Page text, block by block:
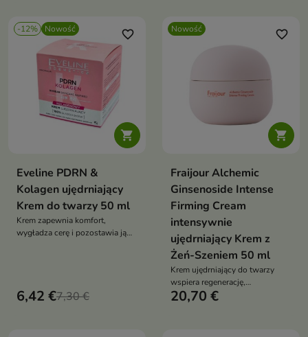
-12% Nowość

favorite_border
Eveline PDRN &
Kolagen ujędrniający
Krem do twarzy 50 ml
Krem zapewnia komfort,
wygładza cerę i pozostawia ją
6,42 €7,30 €
Nowość

favorite_border
Fraijour Alchemic
Ginsenoside Intense
Firming Cream
intensywnie
ujędrniający Krem z
Żeń-Szeniem 50 ml
Krem ujędrniający do twarzy
wspiera regenerację,
wygładzenie i poprawę napięcia
20,70 €